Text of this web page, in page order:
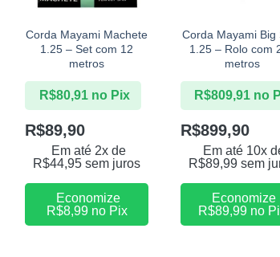
Corda Mayami Machete
1.25 – Set com 12
metros
R$89,90
Em até 2x de
R$44,95 sem juros
R$80,91 no Pix
Economize
R$8,99no Pix
Corda Mayami Big
1.25 – Rolo com
metros
R$899,90
Em até 10x
R$89,99sem
R$809,91 no
Economize
R$89,99no